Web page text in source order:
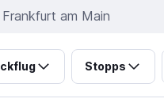
Stopps